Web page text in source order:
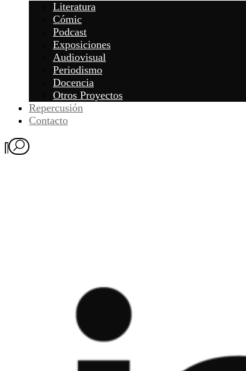
Literatura
Cómic
Podcast
Exposiciones
Audiovisual
Periodismo
Docencia
Otros Proyectos
Repercusión
Contacto